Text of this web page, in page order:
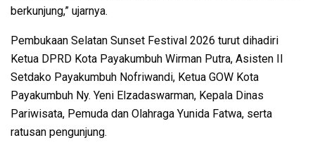
berkunjung,” ujarnya.
Pembukaan Selatan Sunset Festival 2026 turut dihadiri
Ketua DPRD Kota Payakumbuh Wirman Putra, Asisten II
Setdako Payakumbuh Nofriwandi, Ketua GOW Kota
Payakumbuh Ny. Yeni Elzadaswarman, Kepala Dinas
Pariwisata, Pemuda dan Olahraga Yunida Fatwa, serta
ratusan pengunjung.